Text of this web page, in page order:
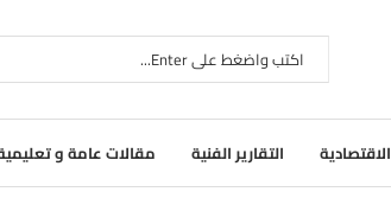
التقارير الفنية مقالات عامة و